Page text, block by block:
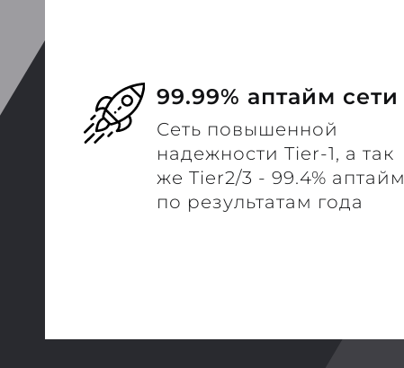
99.99% аптайм сети
Сеть повышенной
надежности Tier-1, а так
же Tier2/3 - 99.4% аптайм
по результатам года